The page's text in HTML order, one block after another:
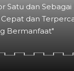
Satu dan
dan
Bermanfaat"